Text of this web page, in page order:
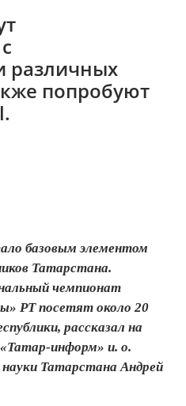
различных
попробуют
базовым элементом
Татарстана.
чемпионат
РТ посетят около 20
рассказал на
информ» и. о.
Татарстана Андрей